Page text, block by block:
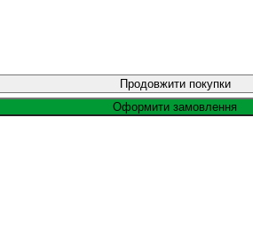
Продовжити покупки
Оформити замовлення